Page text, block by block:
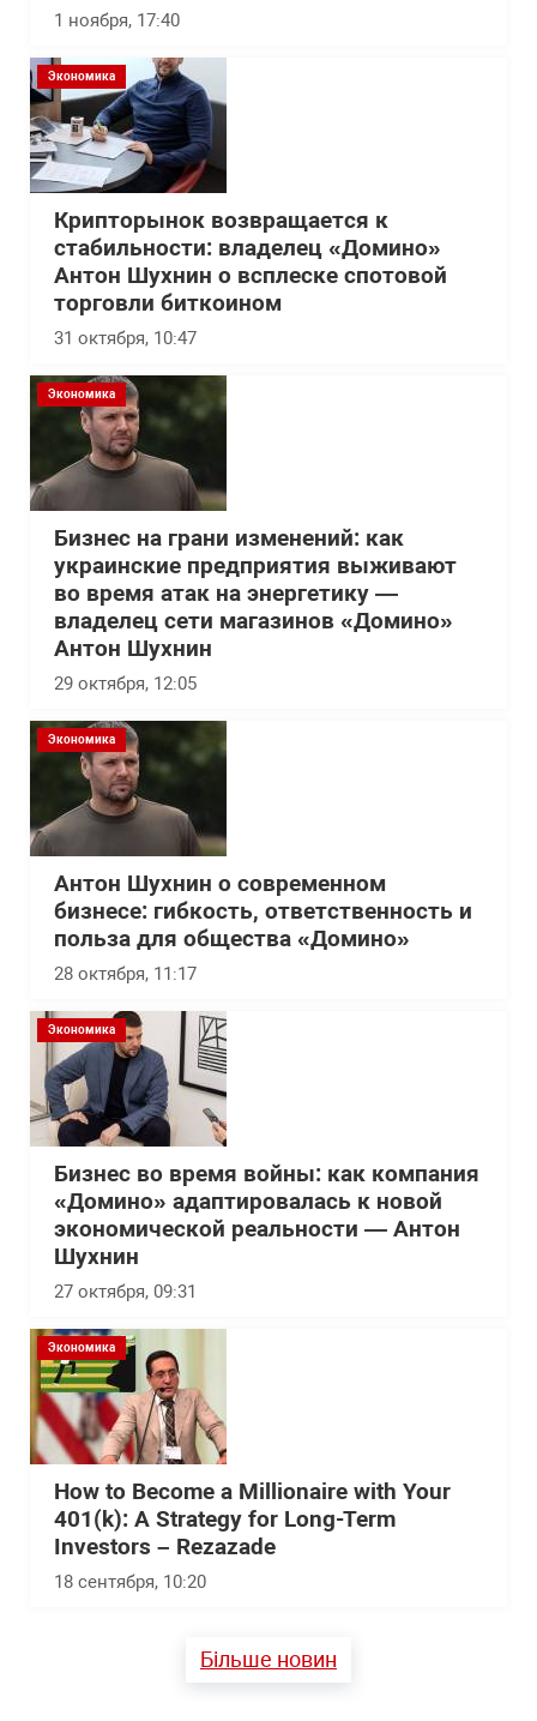
1 ноября, 17:40
Экономика
Крипторынок возвращается к
стабильности: владелец «Домино»
Антон Шухнин о всплеске спотовой
торговли биткоином
31 октября, 10:47
Экономика
Бизнес на грани изменений: как
украинские предприятия выживают
во время атак на энергетику —
владелец сети магазинов «Домино»
Антон Шухнин
29 октября, 12:05
Экономика
Антон Шухнин о современном
бизнесе: гибкость, ответственность и
польза для общества «Домино»
28 октября, 11:17
Экономика
Бизнес во время войны: как компания
«Домино» адаптировалась к новой
экономической реальности — Антон
Шухнин
27 октября, 09:31
Экономика
How to Become a Millionaire with Your
401(k): A Strategy for Long-Term
Investors – Rezazade
18 сентября, 10:20
Більше новин